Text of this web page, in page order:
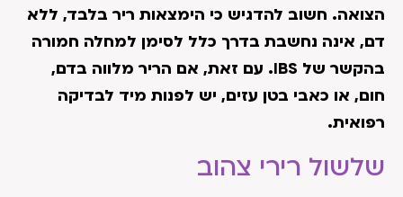
הצואה. חשוב להדגיש כי הימצאות ריר בלבד, ללא
דם, אינה נחשבת בדרך כלל לסימן למחלה חמורה
בהקשר של IBS. עם זאת, אם הריר מלווה בדם,
חום, או כאבי בטן עזים, יש לפנות מיד לבדיקה
רפואית.
שלשול רירי צהוב